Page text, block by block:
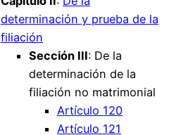
determinación y prueba de la
filiación
Sección III: De la
determinación de la
filiación no matrimonial
Artículo 120
Artículo 121